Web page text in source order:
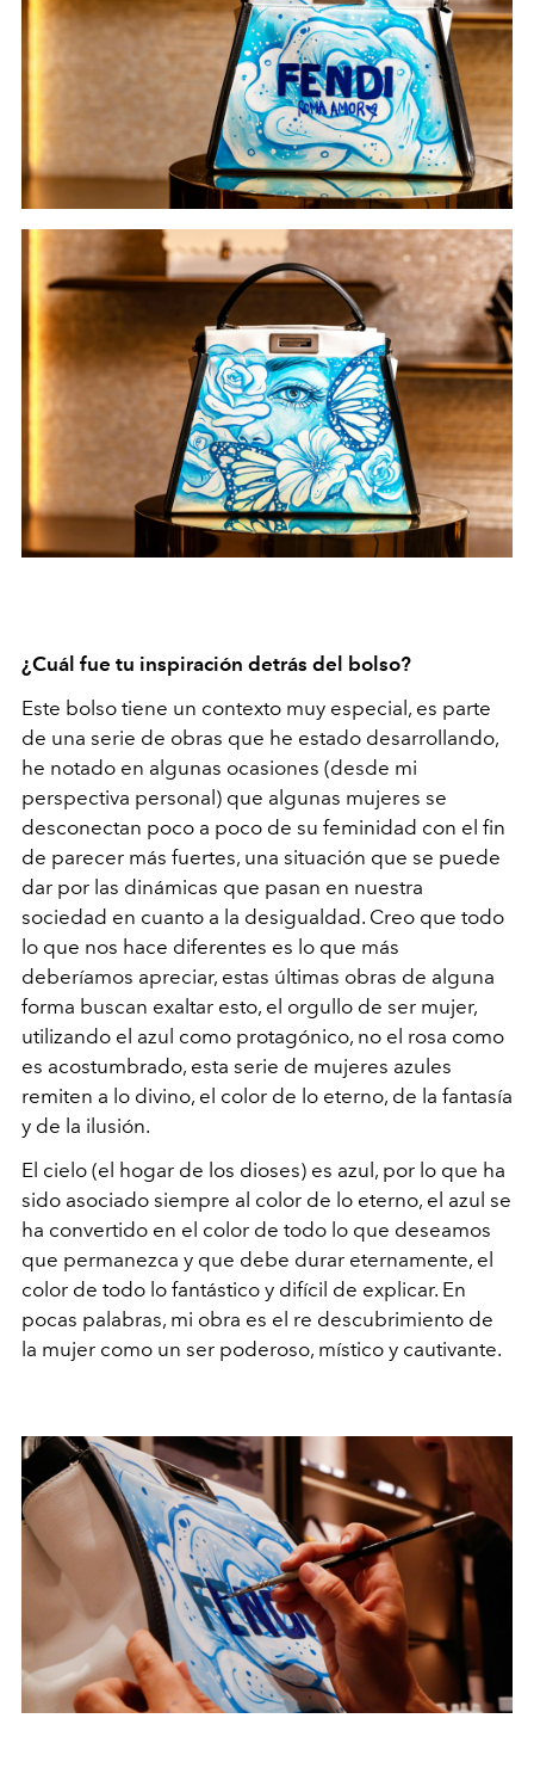
¿Cuál fue tu inspiración detrás del bolso?
Este bolso tiene un contexto muy especial, es parte
de una serie de obras que he estado desarrollando,
he notado en algunas ocasiones (desde mi
perspectiva personal) que algunas mujeres se
desconectan poco a poco de su feminidad con el fin
de parecer más fuertes, una situación que se puede
dar por las dinámicas que pasan en nuestra
sociedad en cuanto a la desigualdad. Creo que todo
lo que nos hace diferentes es lo que más
deberíamos apreciar, estas últimas obras de alguna
forma buscan exaltar esto, el orgullo de ser mujer,
utilizando el azul como protagónico, no el rosa como
es acostumbrado, esta serie de mujeres azules
remiten a lo divino, el color de lo eterno, de la fantasía
y de la ilusión.
El cielo (el hogar de los dioses) es azul, por lo que ha
sido asociado siempre al color de lo eterno, el azul se
ha convertido en el color de todo lo que deseamos
que permanezca y que debe durar eternamente, el
color de todo lo fantástico y difícil de explicar. En
pocas palabras, mi obra es el re descubrimiento de
la mujer como un ser poderoso, místico y cautivante.